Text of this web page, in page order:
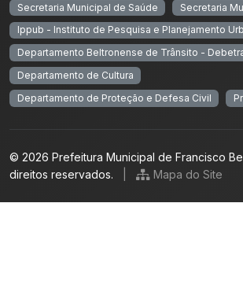
Secretaria Municipal de Saúde
Secretaria
Ippub - Instituto de Pesquisa e Planejamento
Departamento Beltronense de Trânsito -
Departamento de Cultura
Departamento de Proteção e Defesa Civil
© 2026 Prefeitura Municipal de Francisco
direitos reservados.
Mapa do Site